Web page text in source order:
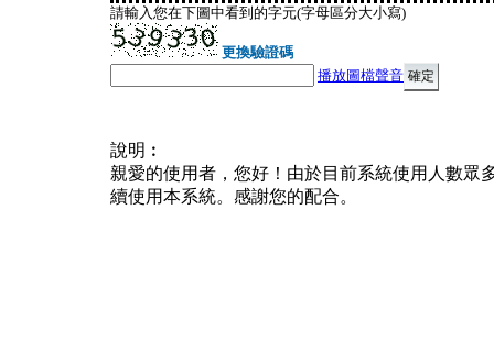
請輸入您在下圖中看到的字元(字母區分大小寫)
更換驗證碼
播放圖檔聲音
說明︰
親愛的使用者，您好！由於目前系統使用人數眾
續使用本系統。感謝您的配合。